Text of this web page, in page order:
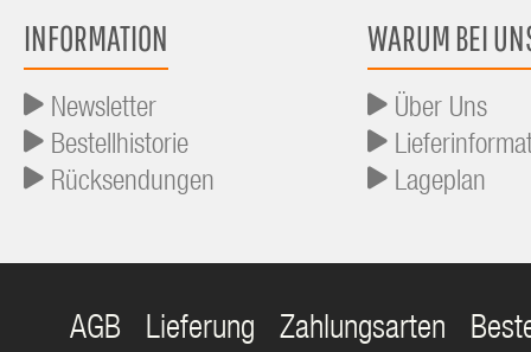
INFORMATION
Newsletter
Bestellhistorie
Rücksendungen
WARUM BEI
Über Uns
Lageplan
AGB Lieferung Zahlungsarten